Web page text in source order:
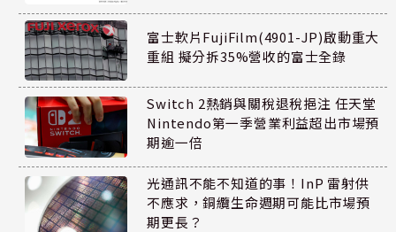
富士軟片FujiFilm(4901-JP)啟動重大
重組 擬分拆35%營收的富士全錄
Switch 2熱銷與關稅退稅挹注 任天堂
Nintendo第一季營業利益超出市場預
期逾一倍
光通訊不能不知道的事！InP 雷射供
不應求，銅纜生命週期可能比市場預
期更長？